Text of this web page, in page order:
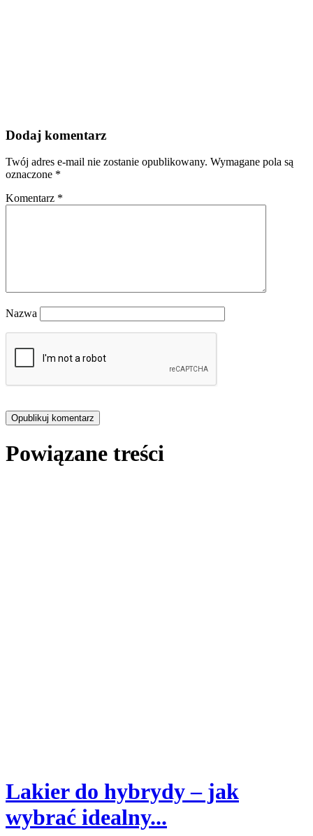
Dodaj komentarz
Twój adres e-mail nie zostanie opublikowany. Wymagane pola są
oznaczone *
Komentarz *
Nazwa
Powiązane treści
Lakier do hybrydy – jak
wybrać idealny...